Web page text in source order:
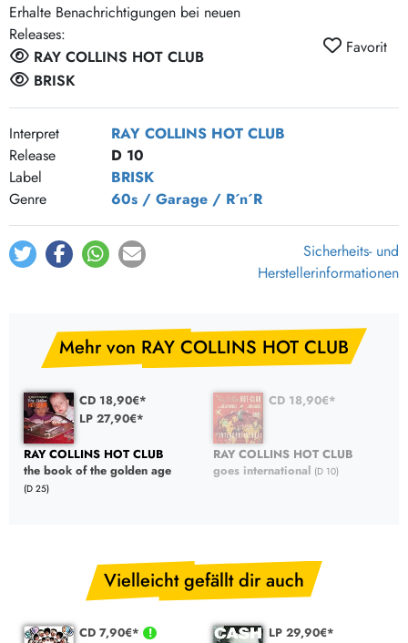
Erhalte Benachrichtigungen bei neuen
Releases:
RAY COLLINS HOT CLUB
BRISK
Favorit
Interpret
RAY COLLINS HOT CLUB
Release
D 10
Label
BRISK
Genre
60s / Garage / R´n´R
Sicherheits- und
Herstellerinformationen
Mehr von RAY COLLINS HOT CLUB
CD 18,90€*
LP 27,90€*
RAY COLLINS HOT CLUB
the book of the golden age
(D 25)
CD 18,90€*
RAY COLLINS HOT CLUB
goes international (D 10)
Vielleicht gefällt dir auch
CD 7,90€* LP 29,90€*